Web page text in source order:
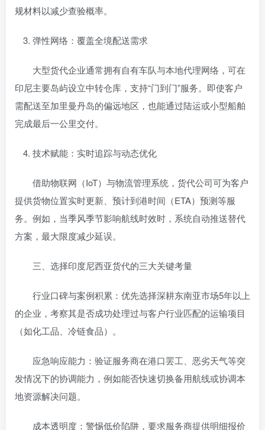
规材料以减少查验概率。
弹性网络：覆盖全境配送需求
大型货代企业通常拥有自有车队与本地代理网络，可在
印尼主要岛屿设立中转仓库，支持“门到门”服务。即使客户
需配送至加里曼丹岛的偏远地区，也能通过陆运或小型船舶
完成最后一公里交付。
技术赋能：实时追踪与动态优化
借助物联网（IoT）与物流管理系统，货代公司可为客户
提供货物位置实时更新、预计到港时间（ETA）预测等服
务。例如，当季风季节影响航线时效时，系统自动推送替代
方案，最大限度减少延误。
三、选择印度尼西亚货代的三大关键考量
行业口碑与案例积累：优先选择深耕东南亚市场5年以上
的企业，考察其是否成功处理过与客户行业匹配的运输项目
（如化工品、冷链食品）。
应急响应能力：验证服务商在港口罢工、恶劣天气等突
发情况下的协调能力，例如能否快速切换备用航线或协调本
地资源解决问题。
成本透明度：警惕低价陷阱，要求服务商提供明细报价